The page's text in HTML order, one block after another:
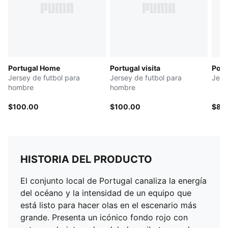
Portugal Home
Jersey de futbol para
hombre
$100.00
Portugal visita
Jersey de futbol para
hombre
$100.00
HISTORIA DEL PRODUCTO
El conjunto local de Portugal canaliza la energía
del océano y la intensidad de un equipo que
está listo para hacer olas en el escenario más
grande. Presenta un icónico fondo rojo con